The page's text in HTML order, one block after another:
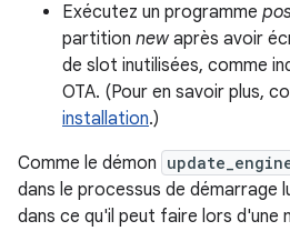
Exécutez un programme
partition newaprès avoir
de slot inutilisées, comme
OTA. (Pour en savoir plus,
installation.)
Comme le démon
dans le processus de démarrage
dans ce qu'il peut faire lors d'une